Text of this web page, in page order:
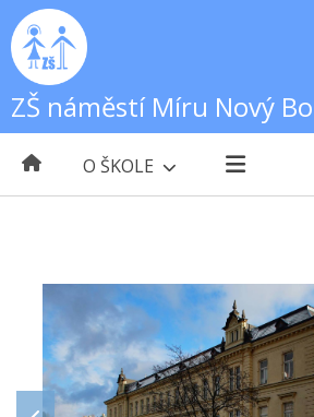
ZŠ náměstí Míru Nový
O ŠKOLE